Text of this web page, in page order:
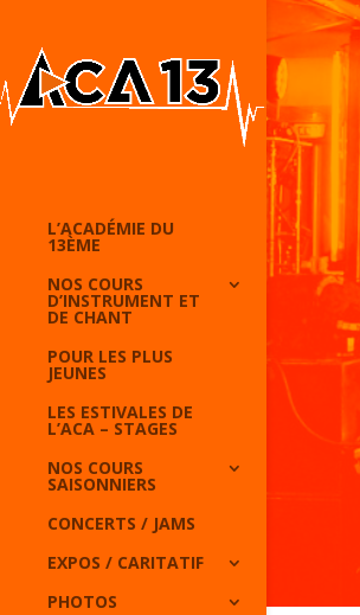
L’ACADÉMIE DU
13ÈME
NOS COURS
D’INSTRUMENT ET
DE CHANT
POUR LES PLUS
JEUNES
LES ESTIVALES DE
L’ACA – STAGES
NOS COURS
SAISONNIERS
CONCERTS / JAMS
EXPOS / CARITATIF
PHOTOS